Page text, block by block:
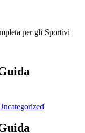
per gli Sportivi